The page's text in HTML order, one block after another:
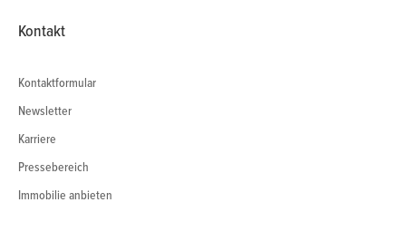
Kontakt
Kontaktformular
Newsletter
Karriere
Pressebereich
Immobilie anbieten